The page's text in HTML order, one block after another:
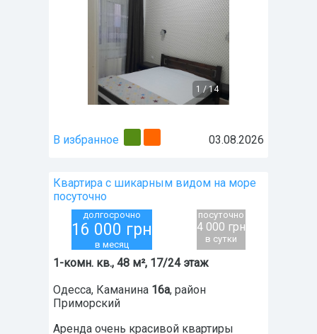
1 /14
В избранное 03.08.2026
Квартира с шикарным видом на море
посуточно
долгосрочно
16 000 грн
в месяц
посуточно
4 000 грн
в сутки
1-комн. кв., 48 м², 17/24 этаж
Одесса, Каманина 16а, район
Приморский
Аренда очень красивой квартиры